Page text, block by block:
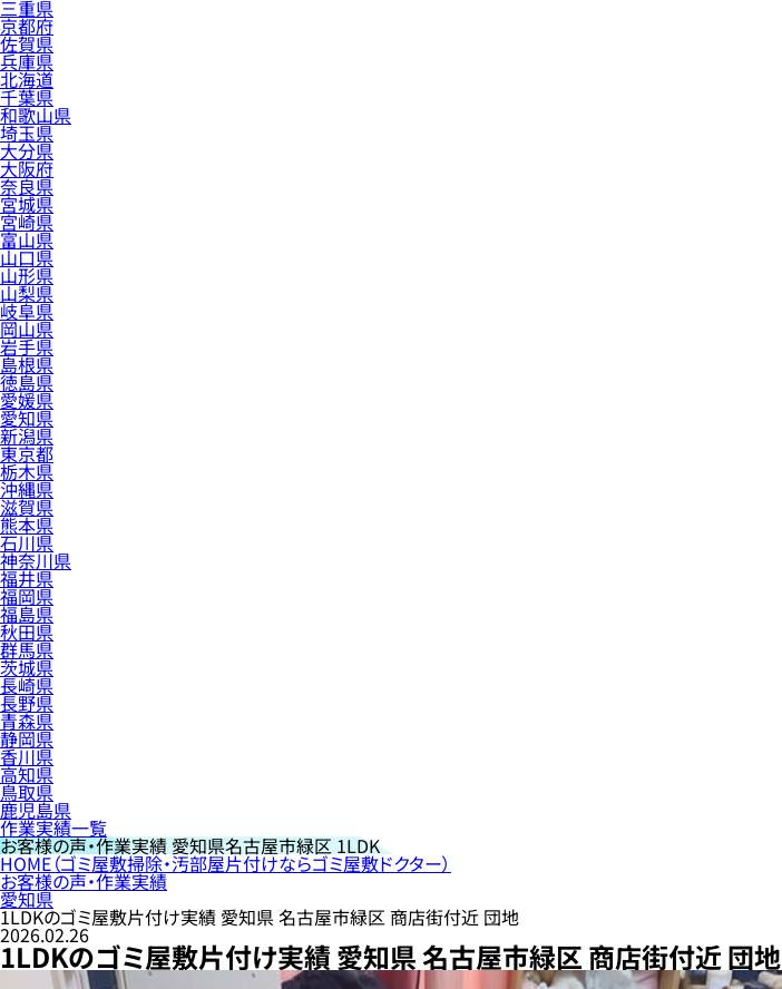
三重県
京都府
佐賀県
兵庫県
北海道
千葉県
和歌山県
埼玉県
大分県
大阪府
奈良県
宮城県
宮崎県
富山県
山口県
山形県
山梨県
岐阜県
岡山県
岩手県
島根県
徳島県
愛媛県
愛知県
新潟県
東京都
栃木県
沖縄県
滋賀県
熊本県
石川県
神奈川県
福井県
福岡県
福島県
秋田県
群馬県
茨城県
長崎県
長野県
青森県
静岡県
香川県
高知県
鳥取県
鹿児島県
作業実績一覧
お客様の声・作業実績愛知県名古屋市緑区 1LDK
HOME（ゴミ屋敷掃除・汚部屋片付けならゴミ屋敷ドクター）
お客様の声・作業実績
愛知県
1LDKのゴミ屋敷片付け実績 愛知県 名古屋市緑区 商店街付近 団地
2026.02.26
1LDKのゴミ屋敷片付け実績 愛知県 名古屋市緑区 商店街付近 団地